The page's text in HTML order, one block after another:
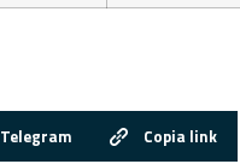
Telegram Copia link